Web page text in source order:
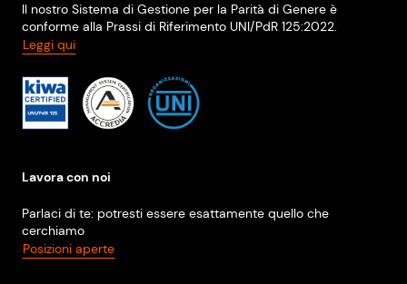
Il nostro Sistema di Gestione per la Parità di Genere è
conforme alla Prassi di Riferimento UNI/PdR 125:2022.
Leggi qui
Lavora con noi
Parlaci di te: potresti essere esattamente quello che
cerchiamo
Posizioni aperte